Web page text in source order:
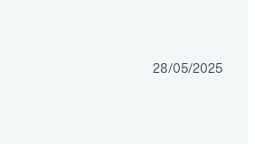
28/05/2025